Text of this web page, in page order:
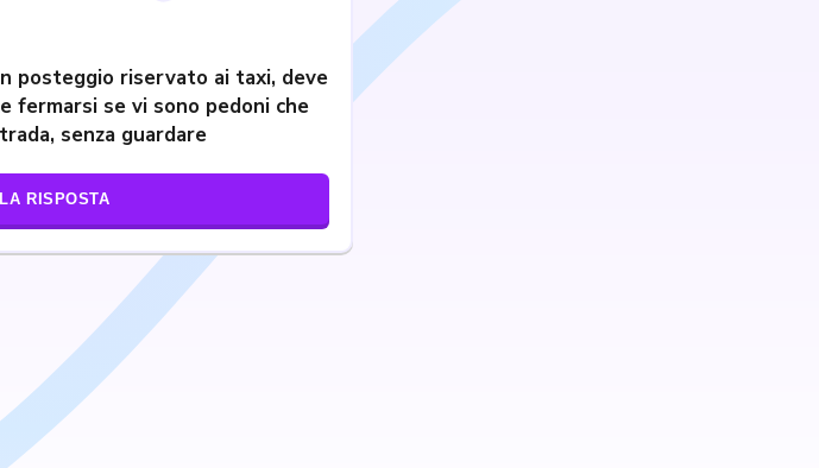
posteggio riservato ai taxi, deve
se vi sono pedoni che
senza guardare
RISPOSTA